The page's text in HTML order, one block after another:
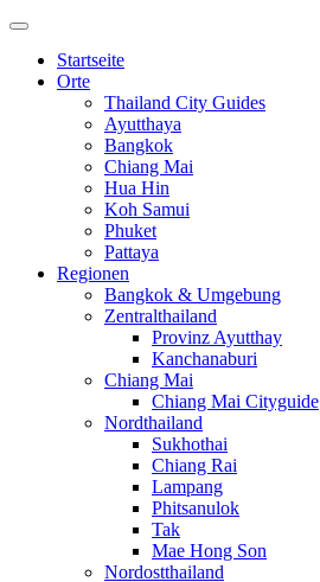
Startseite
Orte
Thailand City Guides
Ayutthaya
Bangkok
Chiang Mai
Hua Hin
Koh Samui
Phuket
Pattaya
Regionen
Bangkok & Umgebung
Zentralthailand
Provinz Ayutthay
Kanchanaburi
Chiang Mai
Chiang Mai Cityguide
Nordthailand
Sukhothai
Chiang Rai
Lampang
Phitsanulok
Tak
Mae Hong Son
Nordostthailand